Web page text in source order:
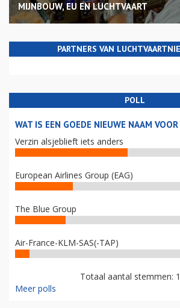
MIJNBOUW, EU EN LUCHTVAART
PARTNERS VAN
POLL
WAT IS EEN GOEDE NIEUWE NAAM
Verzin alsjeblieft iets anders
European Airlines Group (EAG)
The Blue Group
Air-France-KLM-SAS(-TAP)
Totaal aantal stemmen:
Meer polls